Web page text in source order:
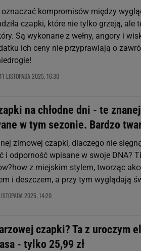
kompromisów między
czapki, które nie tylko grzeją, ale
Są wykonane z wełny, angory i
ich ceny nie przyprawiają o
11 LISTOPADA 2025, 16:30
na chłodne dni - te
w tym sezonie. Bardzo
zimowej czapki, dlaczego nie
i odporność wpisane w swoje DNA?
z miejskim stylem, tworząc
i deszczem, a przy tym wyglądają
2025, 14:20
czapki? Ta z uroczym
- tylko 25,99 zł